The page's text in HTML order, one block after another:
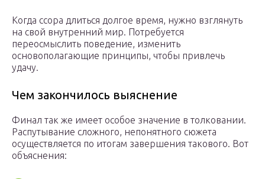
Когда ссора длиться долгое время, нужно взглянуть
на свой внутренний мир. Потребуется
переосмыслить поведение, изменить
основополагающие принципы, чтобы привлечь
удачу.
Чем закончилось выяснение
Финал так же имеет особое значение в толковании.
Распутывание сложного, непонятного сюжета
осуществляется по итогам завершения такового. Вот
объяснения: